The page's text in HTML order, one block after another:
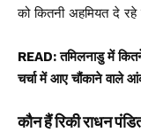
को कितनी अहमियत दे रहे
READ:तमिलनाडु में
चर्चा में आए चौंकाने वाले
कौन हैं रिकी राधन